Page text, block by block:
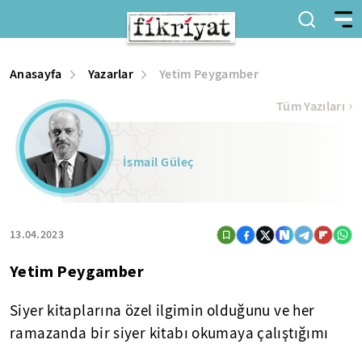
Anasayfa Yazarlar Yetim Peygamber
İsmail Güleç
13.04.2023
Tüm Yazıları
Yetim Peygamber
Siyer kitaplarına özel ilgimin olduğunu ve her
ramazanda bir siyer kitabı okumaya çalıştığımı